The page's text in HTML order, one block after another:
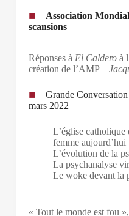
Association
scansions
Réponses à El Calderoà
création de l’AMP –
Grande
mars 2022
L’église catholique
femme aujourd’hui
L’évolution de la
La psychanalyse
Le woke devant la
« Tout le monde est fou